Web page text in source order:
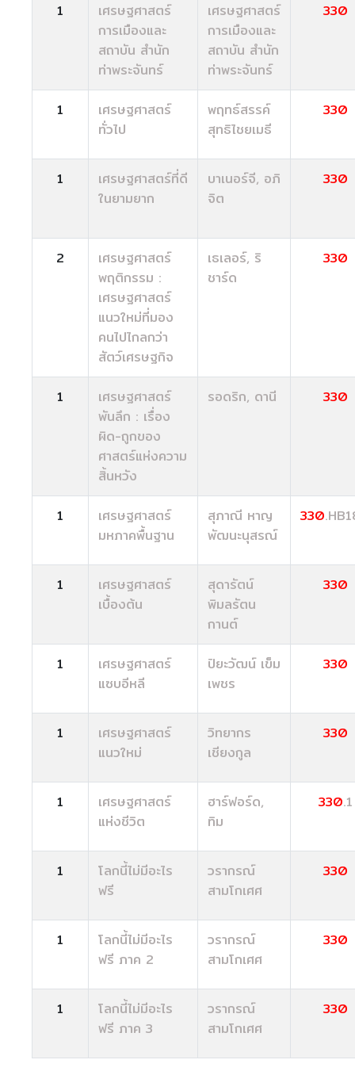
1
เศรษฐศาสตร์
การเมืองและ
สถาบัน สำนัก
ท่าพระจันทร์
เศรษฐศาสตร์
การเมืองและ
สถาบัน สำนัก
ท่าพระจันทร์
330
1
เศรษฐศาสตร์
ทั่วไป
พฤทธ์สรรค์
สุทธิไชยเมธี
330
1
เศรษฐศาสตร์ที่ดี
ในยามยาก
บาเนอร์จี, อภิ
จิต
330
2
เศรษฐศาสตร์
พฤติกรรม :
เศรษฐศาสตร์
แนวใหม่ที่มอง
คนไปไกลกว่า
สัตว์เศรษฐกิจ
เธเลอร์, ริ
ชาร์ด
330
1
เศรษฐศาสตร์
พันลึก : เรื่อง
ผิด-ถูกของ
ศาสตร์แห่งความ
สิ้นหวัง
รอดริก, ดานี 330
1
เศรษฐศาสตร์
มหภาคพื้นฐาน
สุภาณี หาญ
พัฒนะนุสรณ์
330
1
เศรษฐศาสตร์
เบื้องต้น
สุดารัตน์
พิมลรัตน
กานต์
330
1
เศรษฐศาสตร์
แซบอีหลี
ปิยะวัฒน์ เข็ม
เพชร
330
1
เศรษฐศาสตร์
แนวใหม่
วิทยากร
เชียงกูล
330
1
เศรษฐศาสตร์
แห่งชีวิต
ฮาร์ฟอร์ด,
ทิม
330.1
1
โลกนี้ไม่มีอะไร
ฟรี
วรากรณ์
สามโกเศศ
330
1
โลกนี้ไม่มีอะไร
ฟรี ภาค 2
วรากรณ์
สามโกเศศ
330
1
โลกนี้ไม่มีอะไร
ฟรี ภาค 3
วรากรณ์
สามโกเศศ
330